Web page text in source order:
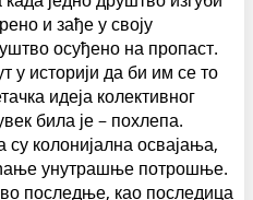
и зађе у своју
осуђено на пропаст.
у историји да би им се то
идеја колективног
била је – похлепа.
су колонијална освајања,
унутрашње потрошње.
последње, као последица